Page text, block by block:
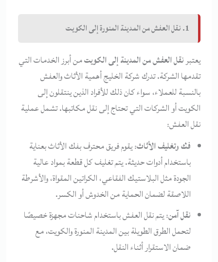
1. نقل العفش من المدينة المنورة إلى الكويت
يعتبرنقل العفش من المدينة إلى الكويتمن أبرز الخدمات التي
تقدمها الشركة. تدرك شركة الخليج أهمية الأثاث والعفش
بالنسبة للعملاء، سواء كان ذلك للأفراد الذين ينتقلون إلى
الكويت أو الشركات التي تحتاج إلى نقل مكاتبها. تشمل عملية
نقل العفش:
فك وتغليف الأثاث: يقوم فريق محترف بفك الأثاث بعناية
باستخدام أدوات حديثة. يتم تغليف كل قطعة بمواد عالية
الجودة مثل البلاستيك الفقاعي، الكراتين المقواة، والأشرطة
اللاصقة لضمان الحماية من الخدوش أو الكسر.
نقل آمن: يتم نقل العفش باستخدام شاحنات مجهزة خصيصًا
لتحمل الطرق الطويلة بين المدينة المنورة والكويت، مع
ضمان الاستقرار أثناء النقل.